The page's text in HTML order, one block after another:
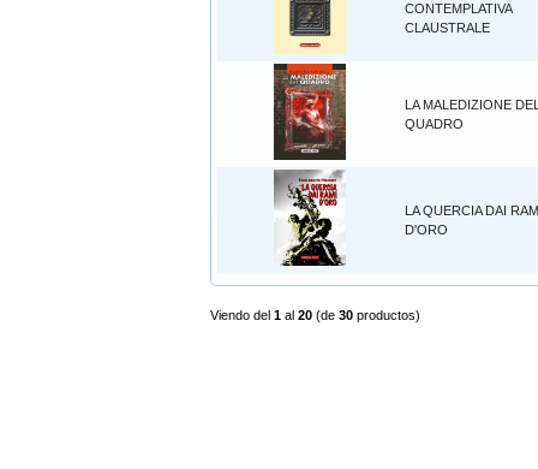
CONTEMPLATIVA
CLAUSTRALE
LA MALEDIZIONE
QUADRO
LA QUERCIA DAI
D'ORO
Viendo del 1 al 20 (de 30 productos)